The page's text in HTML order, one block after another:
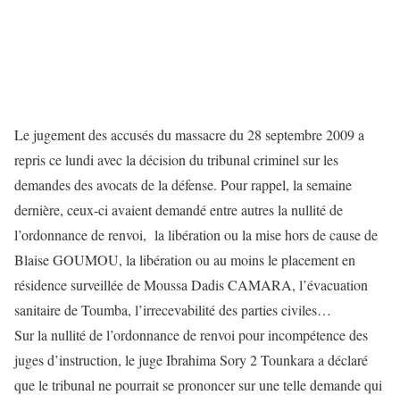
Le jugement des accusés du massacre du 28 septembre 2009 a
repris ce lundi avec la décision du tribunal criminel sur les
demandes des avocats de la défense. Pour rappel, la semaine
dernière, ceux-ci avaient demandé entre autres la nullité de
l’ordonnance de renvoi, la libération ou la mise hors de cause de
Blaise GOUMOU, la libération ou au moins le placement en
résidence surveillée de Moussa Dadis CAMARA, l’évacuation
sanitaire de Toumba, l’irrecevabilité des parties civiles…
Sur la nullité de l’ordonnance de renvoi pour incompétence des
juges d’instruction, le juge Ibrahima Sory 2 Tounkara a déclaré
que le tribunal ne pourrait se prononcer sur une telle demande qui